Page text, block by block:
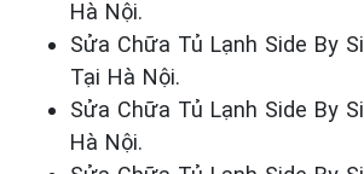
Hà Nội.
Sửa Chữa Tủ Lạnh Side By
Tại Hà Nội.
Sửa Chữa Tủ Lạnh Side By
Hà Nội.